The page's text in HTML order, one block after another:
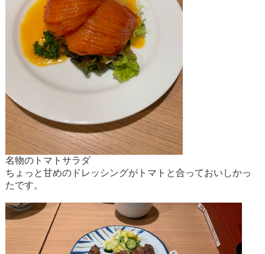
名物のトマトサラダ
ちょっと甘めのドレッシングがトマトと合っておいしかっ
たです。